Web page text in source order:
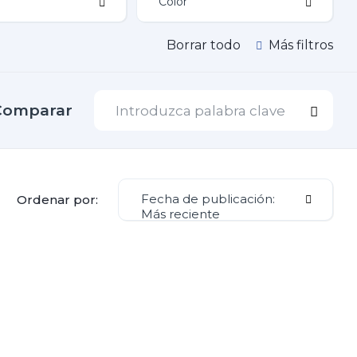
Borrar todo Más filtros
Ordenar por:
Fecha de publicación:
Más reciente